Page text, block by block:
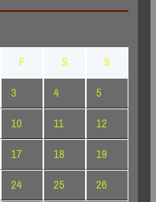
F S
S
3 4
5
10 11
12
17 18
19
24 25
26